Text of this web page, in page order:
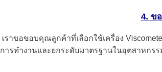
4. ข
เราขอขอบคุณลูกค้าที่เลือกใช้เครื่อง
การทำงานและยกระดับมาตรฐานในอุตสาหกร